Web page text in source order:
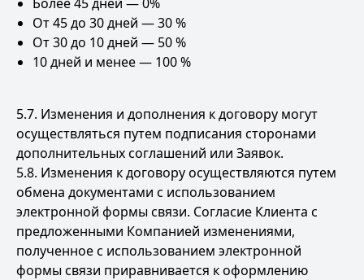
От 45 до 30 дней — 30 %
От 30 до 10 дней — 50 %
10 дней и менее — 100 %
5.7. Изменения и дополнения к договору могут
осуществляться путем подписания сторонами
дополнительных соглашений или Заявок.
5.8. Изменения к договору осуществляются путем
обмена документами с использованием
электронной формы связи. Согласие Клиента с
предложенными Компанией изменениями,
полученное с использованием электронной
формы связи приравнивается к оформлению